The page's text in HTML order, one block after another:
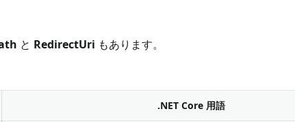
と RedirectUri もあります。
.NET Core 用語